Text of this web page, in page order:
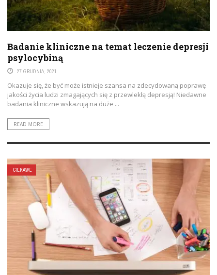
Badanie kliniczne na temat leczenie depresji
psylocybiną
27 GRUDNIA, 2021
Okazuje się, że być może istnieje szansa na zdecydowaną poprawę
jakości życia ludzi zmagających się z przewlekłą depresją! Niedawne
badania kliniczne wskazują na duże ...
READ MORE
CIEKAWE